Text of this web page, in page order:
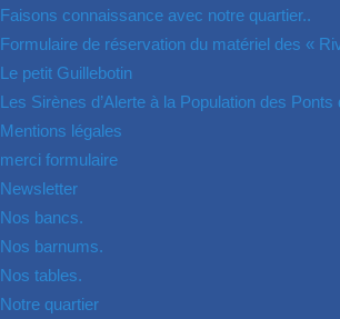
Faisons connaissance avec notre quartier..
Formulaire de réservation du matériel des «
Le petit Guillebotin
Les Sirènes d’Alerte à la Population des Ponts
Mentions légales
merci formulaire
Newsletter
Nos bancs.
Nos barnums.
Nos tables.
Notre quartier